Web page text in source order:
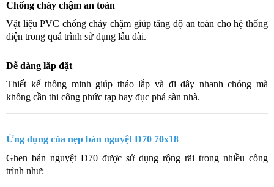
Chống cháy chậm an toàn
Vật liệu PVC chống cháy chậm giúp tăng độ an toàn cho hệ thống
điện trong quá trình sử dụng lâu dài.
Dễ dàng lắp đặt
Thiết kế thông minh giúp tháo lắp và đi dây nhanh chóng mà
không cần thi công phức tạp hay đục phá sàn nhà.
Ứng dụng của nẹp bán nguyệt D70 70x18
Ghen bán nguyệt D70 được sử dụng rộng rãi trong nhiều công
trình như: